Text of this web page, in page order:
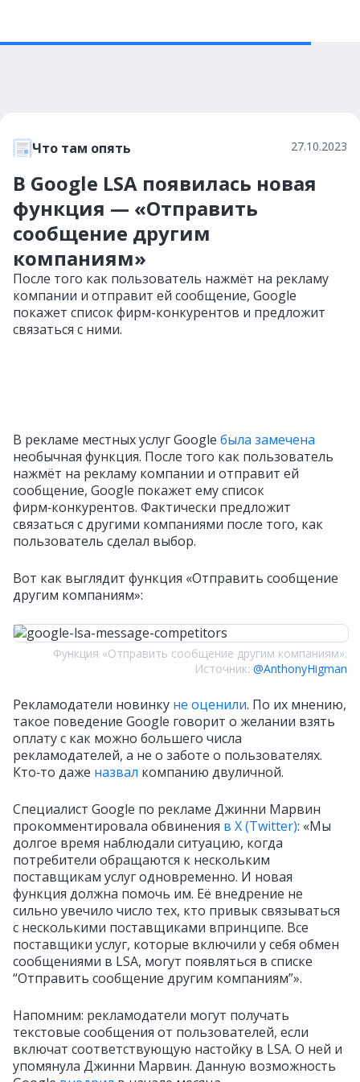
Что там опять 27.10.2023
В Google LSA появилась новая
функция — «Отправить
сообщение другим
компаниям»
После того как пользователь нажмёт на рекламу
компании и отправит ей сообщение, Google
покажет список фирм-конкурентов и предложит
связаться с ними.
В рекламе местных услуг Google была замечена
необычная функция. После того как пользователь
нажмёт на рекламу компании и отправит ей
сообщение, Google покажет ему список
фирм‑конкурентов. Фактически предложит
связаться с другими компаниями после того, как
пользователь сделал выбор.
Вот как выглядит функция «Отправить сообщение
другим компаниям»:
Функция «Отправить сообщение другим компаниям».
Источник: @AnthonyHigman
Рекламодатели новинку не оценили. По их мнению,
такое поведение Google говорит о желании взять
оплату с как можно большего числа
рекламодателей, а не о заботе о пользователях.
Кто‑то даже назвал компанию двуличной.
Специалист Google по рекламе Джинни Марвин
прокомментировала обвинения в X (Twitter): «Мы
долгое время наблюдали ситуацию, когда
потребители обращаются к нескольким
поставщикам услуг одновременно. И новая
функция должна помочь им. Её внедрение не
сильно увечило число тех, кто привык связываться
с несколькими поставщиками впринципе. Все
поставщики услуг, которые включили у себя обмен
сообщениями в LSA, могут появляться в списке
“Отправить сообщение другим компаниям”».
Напомним: рекламодатели могут получать
текстовые сообщения от пользователей, если
включат соответствующую настойку в LSA. О ней и
упомянула Джинни Марвин. Данную возможность